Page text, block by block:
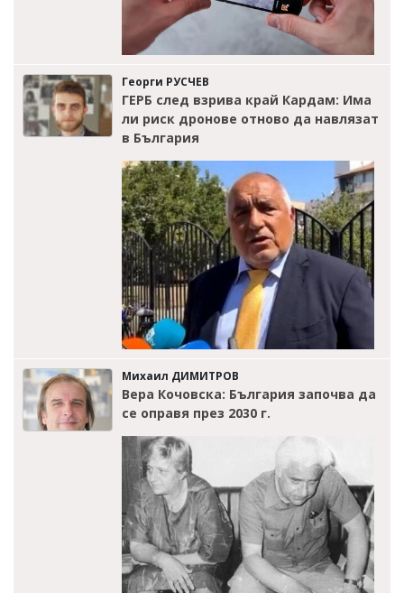
Георги РУСЧЕВ
ГЕРБ след взрива край Кардам: Има
ли риск дронове отново да навлязат
в България
Михаил ДИМИТРОВ
Вера Кочовска: България започва да
се оправя през 2030 г.